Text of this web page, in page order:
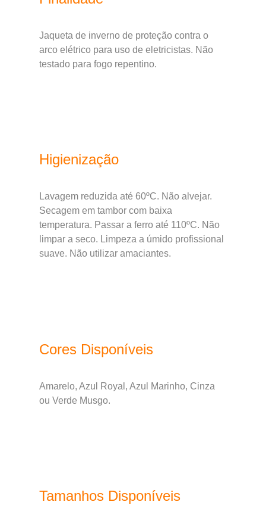
Jaqueta de inverno de proteção contra o
arco elétrico para uso de eletricistas. Não
testado para fogo repentino.
Higienização
Lavagem reduzida até 60ºC. Não alvejar.
Secagem em tambor com baixa
temperatura. Passar a ferro até 110ºC. Não
limpar a seco. Limpeza a úmido profissional
suave. Não utilizar amaciantes.
Cores Disponíveis
Amarelo, Azul Royal, Azul Marinho, Cinza
ou Verde Musgo.
Tamanhos Disponíveis